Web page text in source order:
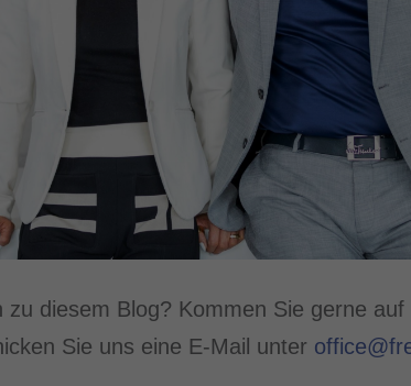
zu diesem Blog? Kommen Sie gerne
Sie uns eine E-Mail unter